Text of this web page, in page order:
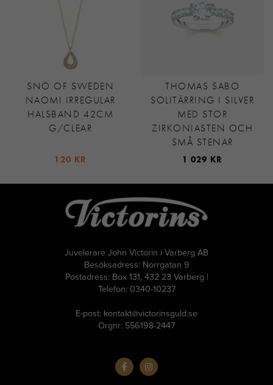
SNÖ OF SWEDEN
NAOMI IRREGULAR
HALSBAND 42CM
G/CLEAR
120 KR
THOMAS SABO
SOLITÄRRING I SILVER
MED STOR
ZIRKONIASTEN OCH
SMÅ STENAR
1 029 KR
Juvelerare John Victorin i Varberg AB
Besöksadress: Norrgatan 9
Postadress: Box 131, 432 23 Varberg |
Telefon: 0340-10237
E-post: kontakt@victorinsguld.se
Orgnr: 556198-2447